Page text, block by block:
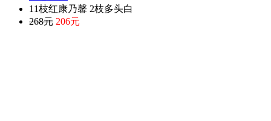
11枝红康乃馨 2枝多头白
268元 206元